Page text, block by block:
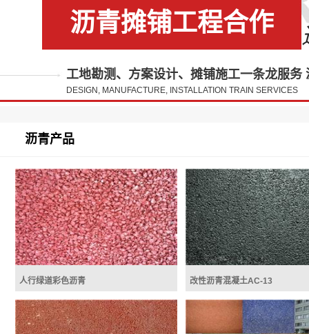
输。技术参数W 1900 详情W 1900铣刨
W1900维特根冷铣刨机
路面清扫机械。该系列产品
械专用底盘，配以路面清扫
整...
废料清扫机 扫地机
沥青摊铺工程合作
工地勘测、方案设计、摊铺施工一条龙服务
DESIGN, MANUFACTURE, INSTALLATION TRAIN SERVICES
沥青产品
人行绿道彩色沥青
改性沥青混凝土AC-13
bitumen（英）,Modified
cement（美）是掺加橡胶、
子聚合物、磨细的橡胶粉或